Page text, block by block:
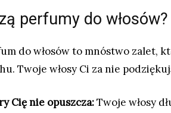
perfumy do
do włosów to mnóstwo zalet,
Twoje włosy Ci za nie
Cię nie opuszcza:Twoje włosy